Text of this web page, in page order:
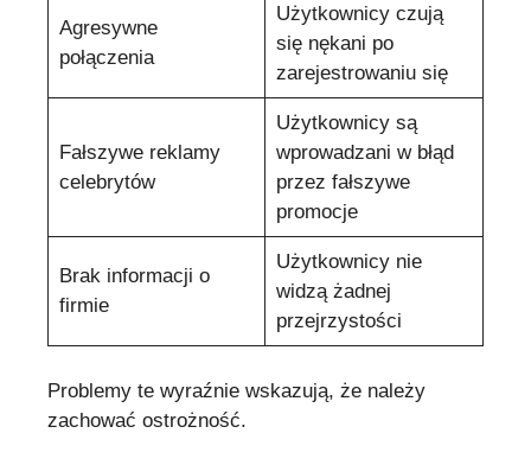
Agresywne
połączenia
Użytkownicy czują
się nękani po
zarejestrowaniu się
Fałszywe reklamy
celebrytów
Użytkownicy są
wprowadzani w błąd
przez fałszywe
promocje
Brak informacji o
firmie
Użytkownicy nie
widzą żadnej
przejrzystości
Problemy te wyraźnie wskazują, że należy
zachować ostrożność.